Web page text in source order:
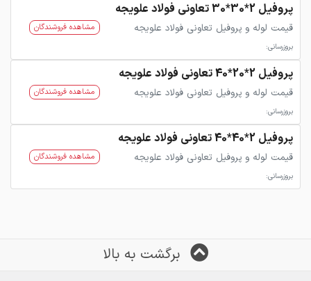
پروفیل 2*30*30 تعاونی فولاد علویجه
قیمت لوله و پروفیل تعاونی فولاد علویجه
بروزرسانی:
مشاهده فروشندگان
پروفیل 2*20*40 تعاونی فولاد علویجه
قیمت لوله و پروفیل تعاونی فولاد علویجه
بروزرسانی:
مشاهده فروشندگان
پروفیل 2*40*40 تعاونی فولاد علویجه
قیمت لوله و پروفیل تعاونی فولاد علویجه
بروزرسانی:
مشاهده فروشندگان
برگشت به بالا